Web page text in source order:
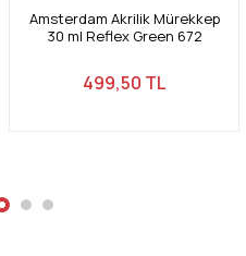
Amsterdam Akrilik Mürekkep
30 ml Turquoise Green 661
499,50 TL